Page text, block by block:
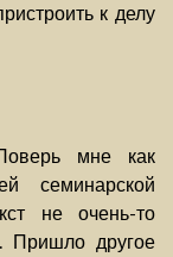
к делу
мне как
семинарской
не очень-то
Пришло другое